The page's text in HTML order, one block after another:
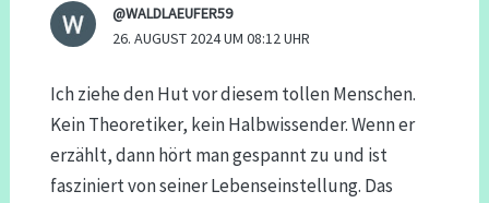
@WALDLAEUFER59
26. AUGUST 2024 UM 08:12 UHR
Ich ziehe den Hut vor diesem tollen Menschen.
Kein Theoretiker, kein Halbwissender. Wenn er
erzählt, dann hört man gespannt zu und ist
fasziniert von seiner Lebenseinstellung. Das